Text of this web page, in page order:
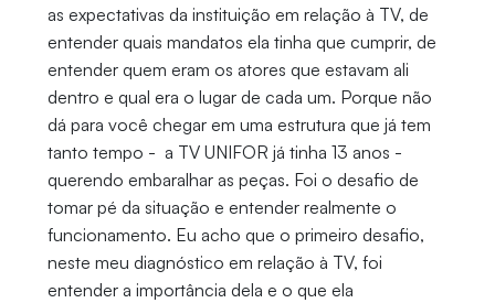
as expectativas da instituição em relação à TV, de
entender quais mandatos ela tinha que cumprir, de
entender quem eram os atores que estavam ali
dentro e qual era o lugar de cada um. Porque não
dá para você chegar em uma estrutura que já tem
tanto tempo - a TV UNIFOR já tinha 13 anos -
querendo embaralhar as peças. Foi o desafio de
tomar pé da situação e entender realmente o
funcionamento. Eu acho que o primeiro desafio,
neste meu diagnóstico em relação à TV, foi
entender a importância dela e o que ela